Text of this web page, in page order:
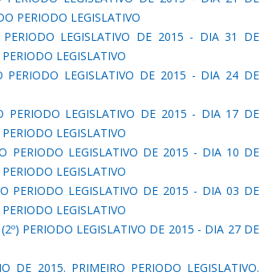
PERIODO LEGISLATIVO
LEGISLATIVO DE 2015 - DIA 31 DE
LEGISLATIVO
PERIODO LEGISLATIVO DE 2015 - DIA 24 DE
PERIODO LEGISLATIVO DE 2015 - DIA 17 DE
LEGISLATIVO
PERIODO LEGISLATIVO DE 2015 - DIA 10 DE
LEGISLATIVO
PERIODO LEGISLATIVO DE 2015 - DIA 03 DE
LEGISLATIVO
PERIODO LEGISLATIVO DE 2015 - DIA 27 DE
DE 2015. PRIMEIRO PERIODO LEGISLATIVO.